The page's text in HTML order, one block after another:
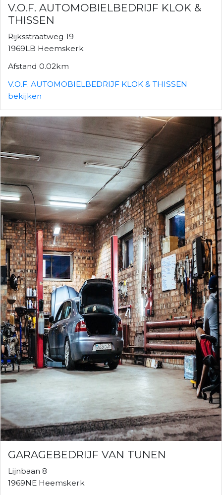
V.O.F. AUTOMOBIELBEDRIJF KLOK &
THISSEN
Rijksstraatweg 19
1969LB Heemskerk
Afstand 0.02km
V.O.F. AUTOMOBIELBEDRIJF KLOK & THISSEN
bekijken
GARAGEBEDRIJF VAN TUNEN
Lijnbaan 8
1969NE Heemskerk